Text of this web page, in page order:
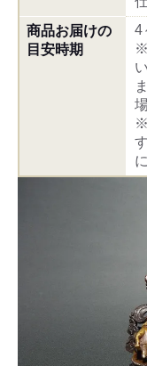
商品お届けの
目安時期
4
※
※